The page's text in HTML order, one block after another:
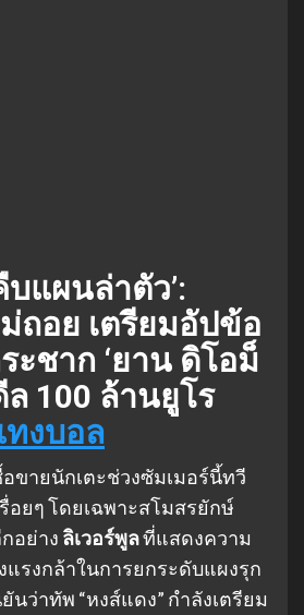
บแผนล่าตัว’:
ถอย เตรียมอัปข้อ
ะชาก ‘ยาน ดิโอม็
ล 100 ล้านยูโร
ทงบอล
ขายนักเตะช่วงซัมเมอร์นี้ทวี
อยๆ โดยเฉพาะสโมสรยักษ์
อย่าง ลิเวอร์พูลที่แสดงความ
แรงกล้าในการยกระดับแผงรุก
ว่าทัพ “หงส์แดง” กำลังเตรียม